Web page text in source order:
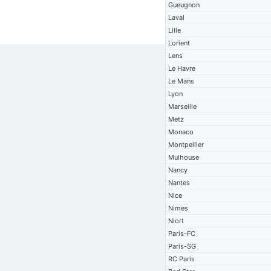
Gueugnon
Laval
Lille
Lorient
Lens
Le Havre
Le Mans
Lyon
Marseille
Metz
Monaco
Montpellier
Mulhouse
Nancy
Nantes
Nice
Nimes
Niort
Paris-FC
Paris-SG
RC Paris